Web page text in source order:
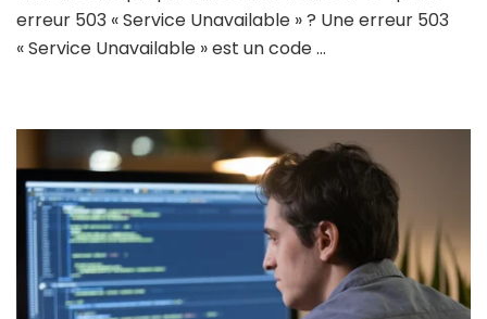
erreur 503 « Service Unavailable » ? Une erreur 503
« Service Unavailable » est un code …